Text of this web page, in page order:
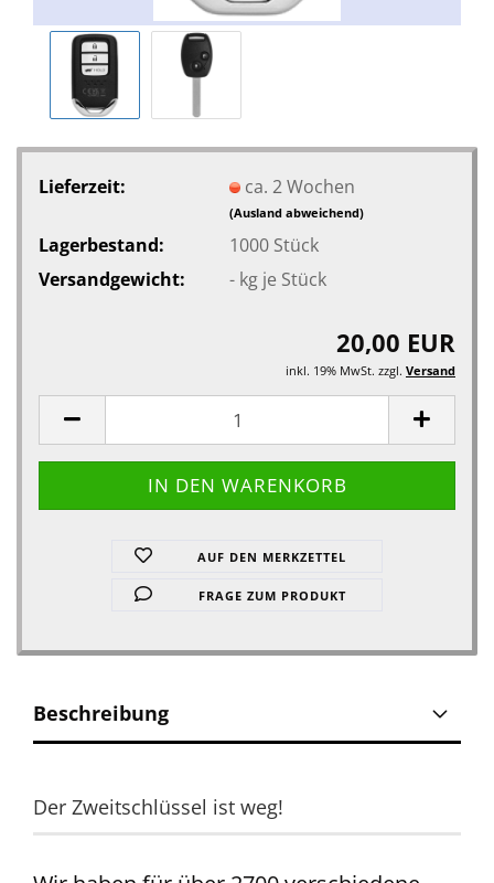
Lieferzeit: ca. 2 Wochen
(Ausland abweichend)
Lagerbestand: 1000 Stück
Versandgewicht:
-kg je Stück
20,00 EUR
inkl. 19% MwSt. zzgl. Versand
AUF DEN MERKZETTEL
FRAGE ZUM PRODUKT
Beschreibung
Der Zweitschlüssel ist weg!